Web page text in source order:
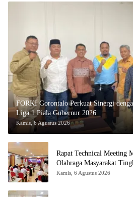
FORKI Gorontalo Perkuat Sinergi
Liga 1 Piala Gubernur 2026
Kamis, 6 Agustus 2026
Rapat Technical Meeting
Olahraga Masyarakat
Kamis, 6 Agustus 2026